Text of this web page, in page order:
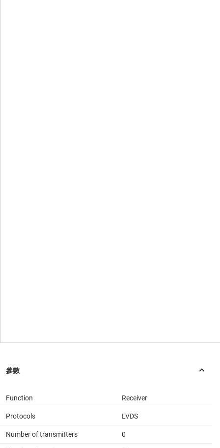
Function Receiver
Protocols LVDS
Number of transmitters 0